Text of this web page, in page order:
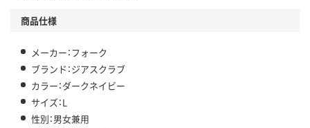
商品仕様
メーカー：フォーク
ブランド：ジアスクラブ
カラー：ダークネイビー
サイズ：L
性別：男女兼用